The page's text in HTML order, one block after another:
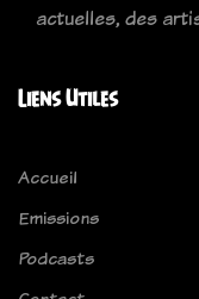
actuelles, des
Liens Utiles
Accueil
Emissions
Podcasts